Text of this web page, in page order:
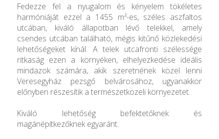
Fedezze fel a nyugalom és kényelem tökéletes
harmóniáját ezzel a 1455 m²-es, széles aszfaltos
utcában, kiváló állapotban lévő telekkel, amely
csendes utcában található, mégis kitűnő közlekedési
lehetőségeket kínál. A telek utcafronti szélessége
ritkaság ezen a környéken, elhelyezkedése ideális
mindazok számára, akik szeretnének közel lenni
Veresegyház pezsgő belvárosához, ugyanakkor
előnyben részesítik a természetközeli környezetet.
Kiváló lehetőség befektetőknek és
magánépítkezőknek egyaránt.